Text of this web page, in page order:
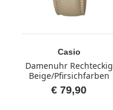
Casio
Damenuhr Rechteckig
Beige/Pfirsichfarben
€ 79,90